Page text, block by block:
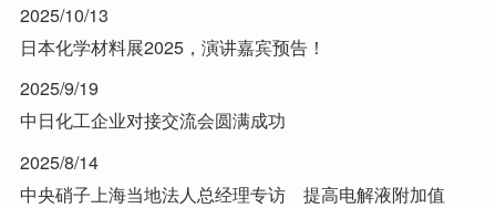
2025/10/13
日本化学材料展2025，演讲嘉宾预告！
2025/9/19
中日化工企业对接交流会圆满成功
2025/8/14
中央硝子上海当地法人总经理专访 提高电解液附加值